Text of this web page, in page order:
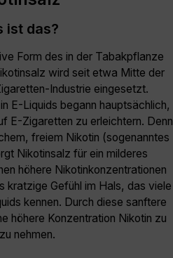
ist das?
Form des in der Tabakpflanze
wird seit etwa Mitte der
Industrie eingesetzt.
E-Liquids begann hauptsächlich,
E-Zigaretten zu erleichtern. Denn
freiem Nikotin (sogenanntes
Nikotinsalz für ein milderes
höhere Nikotinkonzentrationen
kratzige Gefühl im Hals, das viele
kennen. Durch diese sanftere
höhere Konzentration Nikotin zu
nehmen.